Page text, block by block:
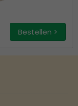
Bestellen >